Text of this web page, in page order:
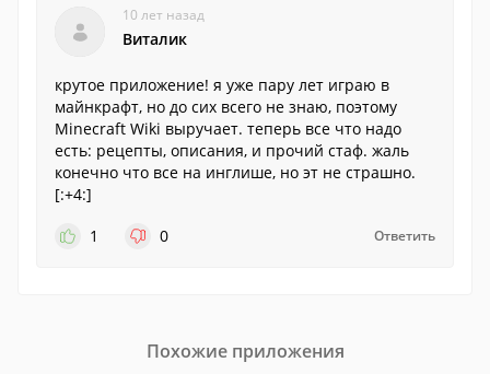
10 лет назад
Виталик
крутое приложение! я уже пару лет играю в
майнкрафт, но до сих всего не знаю, поэтому
Minecraft Wiki выручает. теперь все что надо
есть: рецепты, описания, и прочий стаф. жаль
конечно что все на инглише, но эт не страшно.
[:+4:]
1
0 Ответить
Похожие приложения